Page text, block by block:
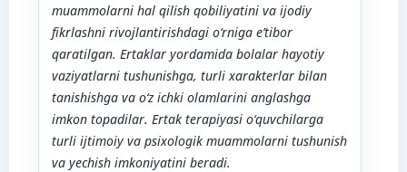
muammolarni hal qilish qobiliyatini va ijodiy
fikrlashni rivojlantirishdagi o‘rniga e’tibor
qaratilgan. Ertaklar yordamida bolalar hayotiy
vaziyatlarni tushunishga, turli xarakterlar bilan
tanishishga va o‘z ichki olamlarini anglashga
imkon topadilar. Ertak terapiyasi o‘quvchilarga
turli ijtimoiy va psixologik muammolarni tushunish
va yechish imkoniyatini beradi.